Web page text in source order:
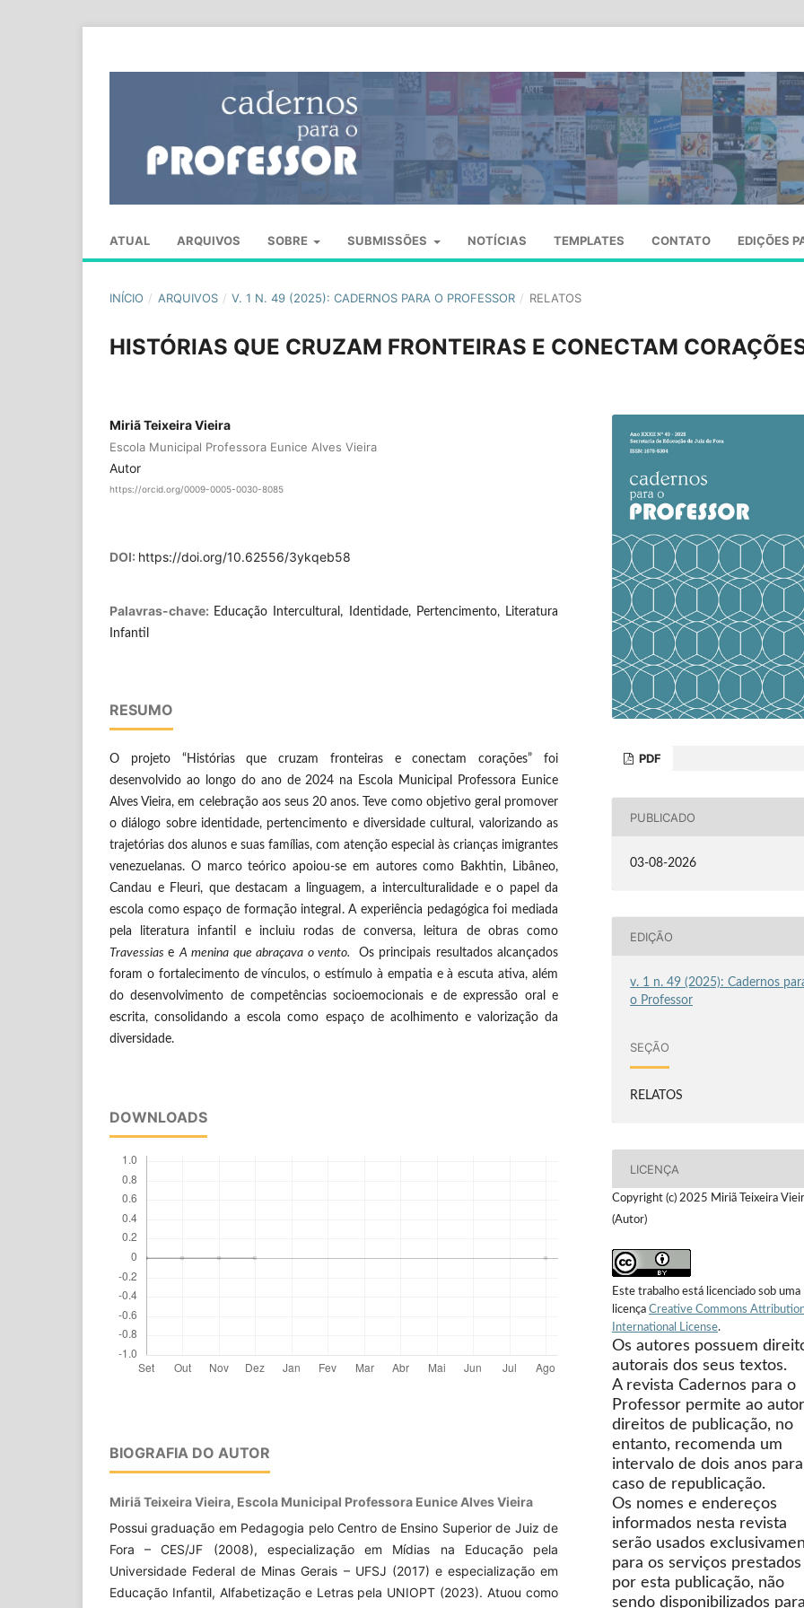
ATUAL ARQUIVOS SOBRE SUBMISSÕES NOTÍCIAS TEMPLATES CONTATO EDIÇÕES
INÍCIO / ARQUIVOS / V. 1 N. 49 (2025): CADERNOS PARA O PROFESSOR / RELATOS
HISTÓRIAS QUE CRUZAM FRONTEIRAS E CONECTAM
Miriã Teixeira Vieira
Escola Municipal Professora Eunice Alves Vieira
Autor
https://orcid.org/0009-0005-0030-8085
DOI: https://doi.org/10.62556/3ykqeb58
Palavras-chave: Educação Intercultural, Identidade, Pertencimento, Literatura
Infantil
RESUMO
O projeto “Histórias que cruzam fronteiras e conectam corações” foi
desenvolvido ao longo do ano de 2024 na Escola Municipal Professora Eunice
Alves Vieira, em celebração aos seus 20 anos. Teve como objetivo geral promover
o diálogo sobre identidade, pertencimento e diversidade cultural, valorizando as
trajetórias dos alunos e suas famílias, com atenção especial às crianças imigrantes
venezuelanas. O marco teórico apoiou-se em autores como Bakhtin, Libâneo,
Candau e Fleuri, que destacam a linguagem, a interculturalidade e o papel da
escola como espaço de formação integral. A experiência pedagógica foi mediada
pela literatura infantil e incluiu rodas de conversa, leitura de obras como
Travessiase A menina que abraçava o vento.
Os principais resultados alcançados
foram o fortalecimento de vínculos, o estímulo à empatia e à escuta ativa, além
do desenvolvimento de competências socioemocionais e de expressão oral e
escrita, consolidando a escola como espaço de acolhimento e valorização da
diversidade.
DOWNLOADS
BIOGRAFIA DO AUTOR
Miriã Teixeira Vieira, Escola Municipal Professora Eunice Alves Vieira
Possui graduação em Pedagogia pelo Centro de Ensino Superior de Juiz de
Fora – CES/JF (2008), especialização em Mídias na Educação pela
Universidade Federal de Minas Gerais – UFSJ (2017) e especialização em
Educação Infantil, Alfabetização e Letras pela UNIOPT (2023). Atuou como
PDF
PUBLICADO
03-08-2026
EDIÇÃO
v. 1 n. 49 (2025): Cadernos
o Professor
SEÇÃO
RELATOS
LICENÇA
Copyright (c) 2025 Miriã Teixeira
(Autor)
Este trabalho está licenciado sob uma
licença Creative Commons
International License.
Os autores possuem
autorais dos seus textos.
A revista Cadernos para o
Professor permite ao
direitos de publicação, no
entanto, recomenda um
intervalo de dois anos
caso de republicação.
Os nomes e endereços
informados nesta revista
serão usados
para os serviços prestados
por esta publicação, não
sendo disponibilizados para